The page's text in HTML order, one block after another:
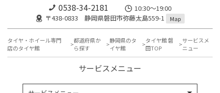
0538-34-2181
10:30～19:00
〒438-0833 静岡県磐田市弥藤太島559-1
Map
タイヤ・ホイール専門
店のタイヤ館
都道府県か
ら探す
静岡県のタ
イヤ館
タイヤ館 磐
田TOP
サービスメ
ニュー
サービスメニュー